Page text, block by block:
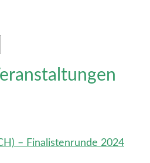
– Finalistenrunde 2024